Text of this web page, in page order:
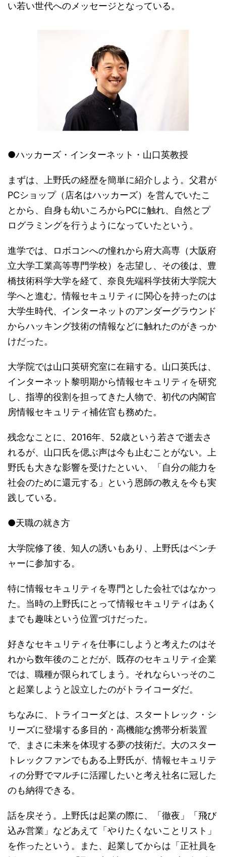
い若い世代へのメッセージとなっている。
●ハッカーズ・インターネット・山口英教授
まずは、上野氏の経歴を簡単に紹介しよう。父君が
PCショップ（店名はハッカーズ）を営んでいたこ
とから、自身も幼いころからPCに触れ、自然とプ
ログラミングを行うようになっていたという。
進学では、ロボコンへの憧れから府大高専（大阪府
立大学工業高等専門学校）を志望し、その後は、豊
橋技術科学大学を経て、奈良先端科学技術大学院大
学へと進む。情報セキュリティに関心を持ったのは
大学生時代、インターネットのアンダーグラウンド
からハッキング技術の情報などに触れたのがきっか
けだった。
大学院では山口英研究室に在籍する。山口英氏は、
インターネット黎明期から情報セキュリティを研究
し、指導的役割を担ってきた人物で、初代の内閣官
房情報セキュリティ補佐官も務めた。
残念なことに、2016年、52歳という若さで逝去さ
れるが、山口氏を偲ぶ声は今も止むことがない。上
野氏も大きな影響を受けたといい、「自分の能力を
社会のために還元する」という恩師の教えを今も実
践している。
●天職の就き方
大学院修了後、知人の誘いもあり、上野氏はベンチ
ャーに参加する。
特に情報セキュリティを専門とした会社ではなかっ
た。当時の上野氏にとって情報セキュリティはあく
までも趣味という位置づけだった。
好きなセキュリティを仕事にしようと考えたのはそ
れから数年後のことだが、既存のセキュリティ企業
では、職種が限られてしまう。それならいっそのこ
と起業しようと設立したのがトライコーダだ。
ちなみに、トライコーダとは、スタートレック・シ
リーズに登場する多目的・高機能な携帯分析装置
で、まさに未来を体現する夢の技術だ。大のスター
トレックファンでもある上野氏が、情報セキュリテ
ィの分野でマルチに活躍したいと考え社名に冠した
のも納得できる。
話を戻そう。上野氏は起業の際に、「徹夜」「飛び
込み営業」などあえて「やりたくないことリスト」
を作ったという。また、起業してからは「正社員を